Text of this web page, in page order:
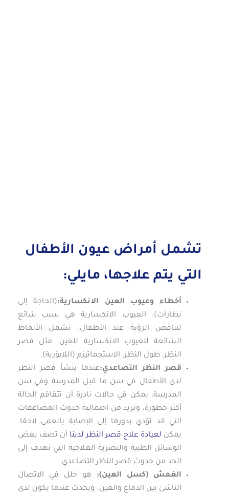
تشمل أمراض عيون الأطفال
التي يتم علاجها، مايلي:
أخطاء وعيوب العين الانكسارية:(الحاجة إلى
نظارات): العيوب الانكسارية هي سبب شائع
لتناقص الرؤية عند الأطفال. تشمل الأنماط
الشائعة للعيوب الانكسارية للعين، مثل قصر
النظر، طول النظر، الاستجماتيزم (اللابؤرية).
قصر النظر التصاعدي:عندما ينشأ قصر النظر
لدى الأطفال في سن ما قبل المدرسة وفي سن
المدرسة، يمكن في حالات نادرة أن تتفاقم الحالة
أكثر خطورة، وتزيد من احتمالية حدوث المضاعفات
التي قد تؤدي بدورها إلى الإصابة بالعمى لاحقا.
يمكن لعيادة علاج قصر النظر لدينا أن تصف بعض
الوسائل الطبية والبصرية العلاجية التي تهدف إلى
الحد من حدوث قصر النظر التصاعدي.
الغمش (كسل العين): هو خلل في الاتصال
الناشئ بين الدماغ والعين، ويحدث عندما يكون لدى